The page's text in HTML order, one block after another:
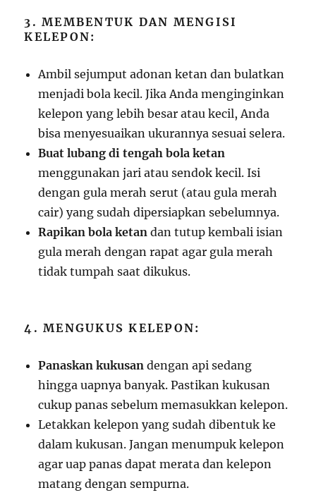
3. MEMBENTUK DAN MENGISI
KELEPON:
Ambil sejumput adonan ketan dan bulatkan
menjadi bola kecil. Jika Anda menginginkan
kelepon yang lebih besar atau kecil, Anda
bisa menyesuaikan ukurannya sesuai selera.
Buat lubang di tengah bola ketan
menggunakan jari atau sendok kecil. Isi
dengan gula merah serut (atau gula merah
cair) yang sudah dipersiapkan sebelumnya.
Rapikan bola ketan dan tutup kembali isian
gula merah dengan rapat agar gula merah
tidak tumpah saat dikukus.
4. MENGUKUS KELEPON:
Panaskan kukusan dengan api sedang
hingga uapnya banyak. Pastikan kukusan
cukup panas sebelum memasukkan kelepon.
Letakkan kelepon yang sudah dibentuk ke
dalam kukusan. Jangan menumpuk kelepon
agar uap panas dapat merata dan kelepon
matang dengan sempurna.